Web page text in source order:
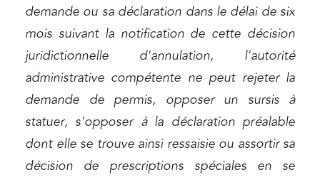
demande ou sa déclaration dans le délai de six
mois suivant la notification de cette décision
juridictionnelle d'annulation, l'autorité
administrative compétente ne peut rejeter la
demande de permis, opposer un sursis à
statuer, s'opposer à la déclaration préalable
dont elle se trouve ainsi ressaisie ou assortir sa
décision de prescriptions spéciales en se